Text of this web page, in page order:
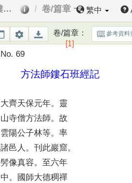
I0069 方法師鏤石班經記 卷/篇章 一 繁中
卷/篇章：
[1]
參考資料
No. 69
方法師鏤石班經記
大齊天保元年。 靈
山寺僧方法師。故
雲陽公子林等。率
諸邑人 。刊此巖窟。
髣像真容。
至六年
中。
國師大德稠禪